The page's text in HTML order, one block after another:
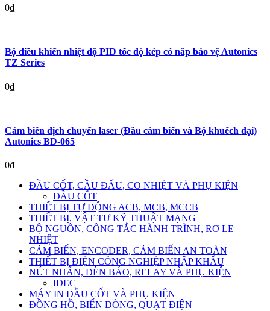
0₫
Bộ điều khiển nhiệt độ PID tốc độ kép có nắp bảo vệ Autonics
TZ Series
0₫
Cảm biến dịch chuyển laser (Đầu cảm biến và Bộ khuếch đại)
Autonics BD-065
0₫
ĐẦU CỐT, CẦU ĐẤU, CO NHIỆT VÀ PHỤ KIỆN
ĐẦU CỐT
THIẾT BỊ TỰ ĐỘNG ACB, MCB, MCCB
THIẾT BỊ, VẬT TƯ KỸ THUẬT MẠNG
BỘ NGUỒN, CÔNG TẮC HÀNH TRÌNH, RƠ LE
NHIỆT
CẢM BIẾN, ENCODER, CẢM BIẾN AN TOÀN
THIẾT BỊ ĐIỆN CÔNG NGHIỆP NHẬP KHẨU
NÚT NHẤN, ĐÈN BÁO, RELAY VÀ PHỤ KIỆN
IDEC
MÁY IN ĐẦU CỐT VÀ PHỤ KIỆN
ĐỒNG HỒ, BIẾN DÒNG, QUẠT ĐIỆN